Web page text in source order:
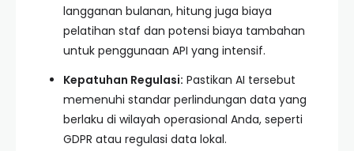
langganan bulanan, hitung juga biaya
pelatihan staf dan potensi biaya tambahan
untuk penggunaan API yang intensif.
Kepatuhan Regulasi: Pastikan AI tersebut
memenuhi standar perlindungan data yang
berlaku di wilayah operasional Anda, seperti
GDPR atau regulasi data lokal.